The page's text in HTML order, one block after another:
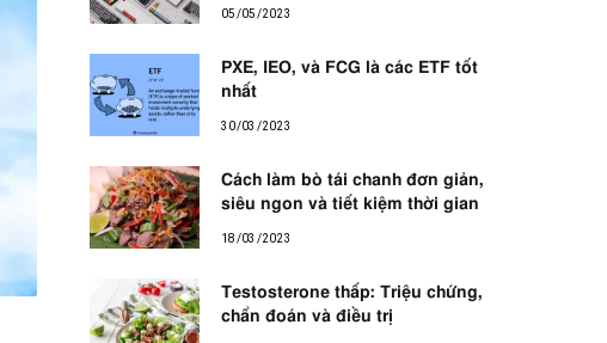
05/05/2023
PXE, IEO, và FCG là các ETF tốt
nhất
30/03/2023
Cách làm bò tái chanh đơn giản,
siêu ngon và tiết kiệm thời gian
18/03/2023
Testosterone thấp: Triệu chứng,
chẩn đoán và điều trị